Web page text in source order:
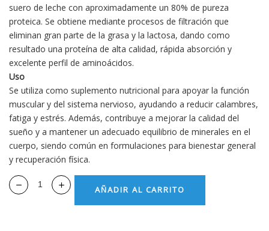
suero de leche con aproximadamente un 80% de pureza
proteica. Se obtiene mediante procesos de filtración que
eliminan gran parte de la grasa y la lactosa, dando como
resultado una proteína de alta calidad, rápida absorción y
excelente perfil de aminoácidos.
Uso
Se utiliza como suplemento nutricional para apoyar la función
muscular y del sistema nervioso, ayudando a reducir calambres,
fatiga y estrés. Además, contribuye a mejorar la calidad del
sueño y a mantener un adecuado equilibrio de minerales en el
cuerpo, siendo común en formulaciones para bienestar general
y recuperación física.
AÑADIR AL CARRITO